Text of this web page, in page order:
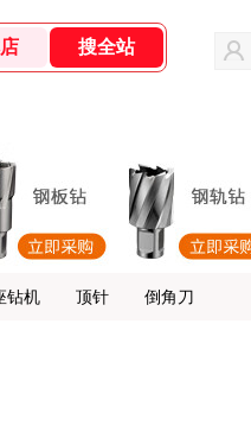
钻机 顶针 倒角刀